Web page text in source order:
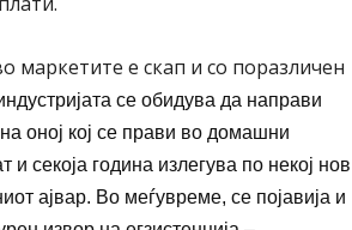
маркетите е скап и со поразличен
се обидува да направи
оној кој се прави во домашни
секоја година излегува по некој нов
ајвар. Во меѓувреме, се појавија и